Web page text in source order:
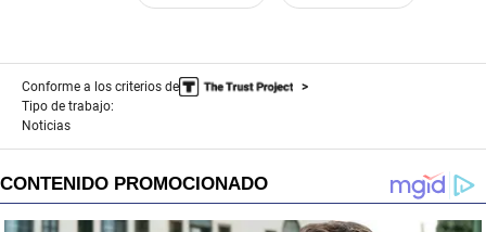
Conforme a los criterios de
Tipo de trabajo:
Noticias